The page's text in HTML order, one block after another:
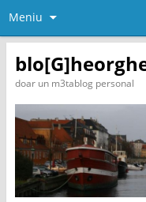
Meniu
doar un m3tablog personal